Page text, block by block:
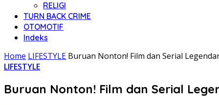
RELIGI
TURN BACK CRIME
OTOMOTIF
Indeks
Home LIFESTYLE Buruan Nonton! Film dan Serial
LIFESTYLE
Buruan Nonton! Film dan Serial